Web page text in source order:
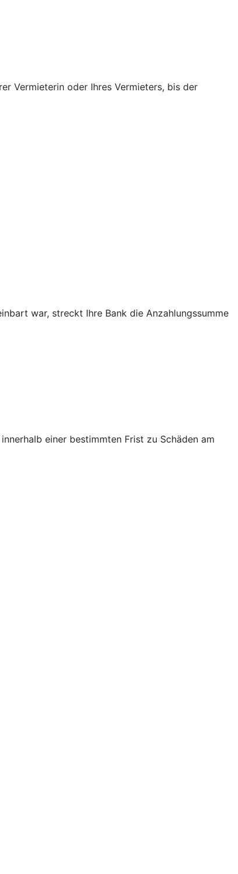
Vermieterin oder Ihres Vermieters, bis der
war, streckt Ihre Bank die Anzahlungssumme
einer bestimmten Frist zu Schäden am